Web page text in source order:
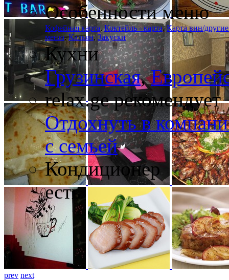
prev next
Особенности меню
Кофейная карта,Коктейль - карта,Карта вин/
меню,Кальян,Закуски
Кухни
Грузинская,
relax.ge рекомендует
Отдохнуть в
с семьей
Кондиционер
есть